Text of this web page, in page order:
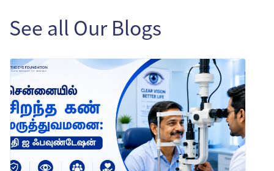
See all Our Blogs